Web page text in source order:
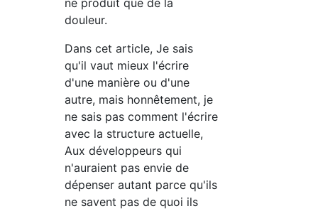
ne produit que de la
douleur.
Dans cet article, Je sais
qu'il vaut mieux l'écrire
d'une manière ou d'une
autre, mais honnêtement, je
ne sais pas comment l'écrire
avec la structure actuelle,
Aux développeurs qui
n'auraient pas envie de
dépenser autant parce qu'ils
ne savent pas de quoi ils